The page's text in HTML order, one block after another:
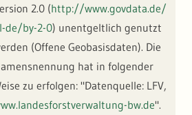
2.0 (http://www.govdata.de/
de/by-2-0) unentgeltlich genutzt
(Offene Geobasisdaten). Die
hat in folgender
zu erfolgen: "Datenquelle: LFV,
bw.de".